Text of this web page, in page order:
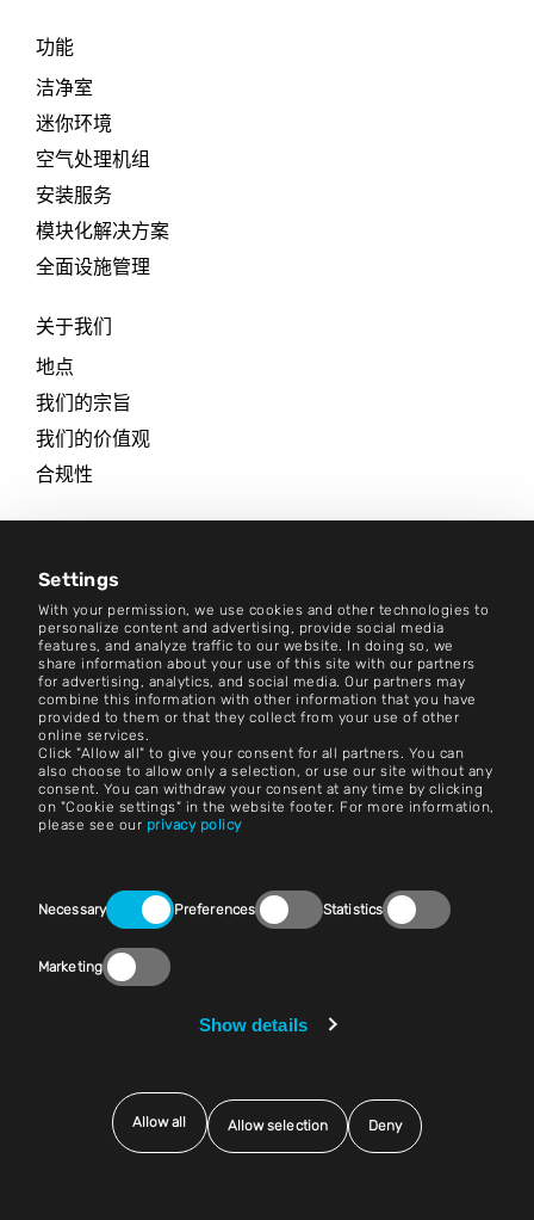
Settings
With your permission, we use cookies and other technologies to
personalize content and advertising, provide social media
features, and analyze traffic to our website. In doing so, we
share information about your use of this site with our partners
for advertising, analytics, and social media. Our partners may
combine this information with other information that you have
provided to them or that they collect from your use of other
online services.
Click "Allow all" to give your consent for all partners. You can
also choose to allow only a selection, or use our site without any
consent. You can withdraw your consent at any time by clicking
on "Cookie settings" in the website footer. For more information,
please see our privacy policy
Selection
Necessary Preferences Statistics
Marketing
Show details
Allow all Allow selection Deny
功能
洁净室
迷你环境
空气处理机组
安装服务
模块化解决方案
全面设施管理
关于我们
地点
我们的宗旨
我们的价值观
合规性
新闻中心
联系方式
职业生涯
条款和条件
版本说明
法律声明
联系方式
Cookie 设置